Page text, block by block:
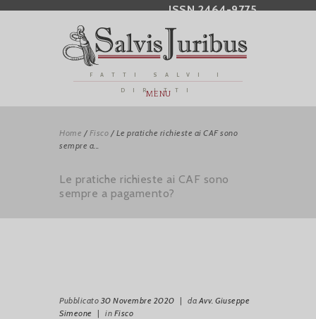
ISSN 2464-9775
FATTI SALVI I
DIRITTI
MENU
Home / Fisco / Le pratiche richieste ai CAF sono
sempre a...
Le pratiche richieste ai CAF sono
sempre a pagamento?
Pubblicato 30 Novembre 2020 | daAvv. Giuseppe
Simeone
| in Fisco